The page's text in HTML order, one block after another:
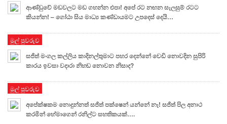
ආණ්ඩුවේ මඩවලට මඩ ගහන්න එපා! අපේ රට නඟන සැලසුම් රටට
කියන්න! – ගෝඨා සිය මාධ්‍ය කණ්ඩායමට උපදෙස් දෙයි…
මුල් පුවරුව
සජිත් මංගල කල්ලිය කාදිනල්තුමාට පහර දෙන්නේ වෙඩි නොවදින සුපිරි
කාරය ඉවසා වදාරා නිහඬ නොවන නිසාද?
මුල් පුවරුව
අපේක්ෂකම නොදුන්නත් සජිත් පක්ෂෙන් යන්නේ නෑ! සජිත් පිල අනාථ
කරමින් හේමාගෙන් රනිල්ට සහතිකයක්….